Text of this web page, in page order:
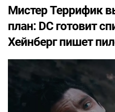
Мистер Террифик
план: DC готовит
Хейнберг пишет